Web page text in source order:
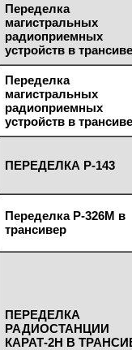
Переделка
магистральных
радиоприемных
устройств в
Переделка
магистральных
радиоприемных
устройств в
ПЕРЕДЕЛКА Р-143
Переделка Р-326М в
трансивер
ПЕРЕДЕЛКА
РАДИОСТАНЦИИ
КАРАТ-2Н В